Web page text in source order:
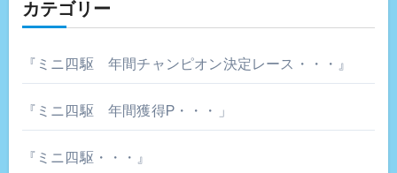
カテゴリー
『ミニ四駆 年間チャンピオン決定レース・・・』
『ミニ四駆 年間獲得P・・・」
『ミニ四駆・・・』